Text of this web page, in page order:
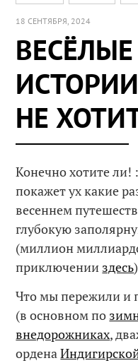
18 СЕНТЯБРЯ, 2024
НЕ
Конечно хотите ли!
покажет ух какие
весеннем
глубокую
(миллион
приключении здесь
Что мы пережили и
(в основном по
внедорожниках,
ордена